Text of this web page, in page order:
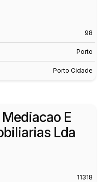
98
Porto
Porto Cidade
E
Lda
11318